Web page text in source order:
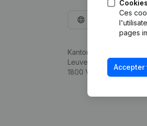
Ces
pages
Accepter
Français
Kantorenpark Everest
Leuvensesteenweg
1800 Vilvoorde